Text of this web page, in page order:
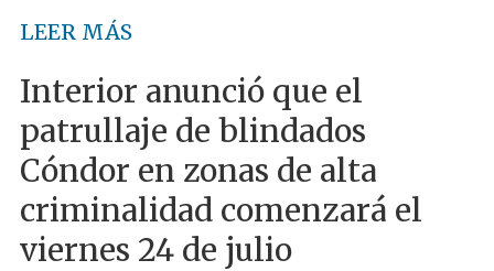
LEER MÁS
Interior anunció que el
patrullaje de blindados
Cóndor en zonas de alta
criminalidad comenzará el
viernes 24 de julio